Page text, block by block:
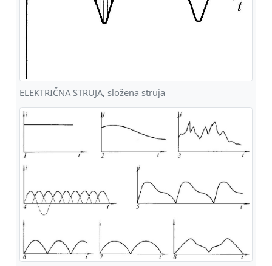
ELEKTRIČNA STRUJA, složena struja